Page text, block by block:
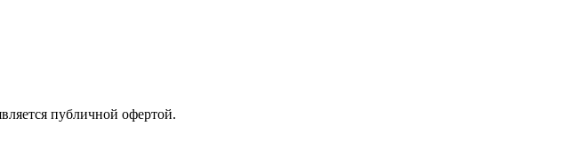
публичной офертой.